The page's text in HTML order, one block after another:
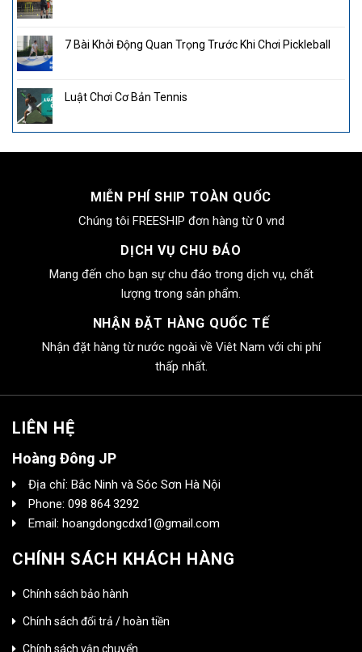
7 Bài Khởi Động Quan Trọng Trước Khi Chơi Pickleball
Luật Chơi Cơ Bản Tennis
MIỄN PHÍ SHIP TOÀN QUỐC
Chúng tôi FREESHIP đơn hàng từ 0 vnd
DỊCH VỤ CHU ĐÁO
Mang đến cho bạn sự chu đáo trong dịch vụ, chất
lượng trong sản phẩm.
NHẬN ĐẶT HÀNG QUỐC TẾ
Nhận đặt hàng từ nước ngoài về Viêt Nam với chi phí
thấp nhất.
LIÊN HỆ
Hoàng Đông JP
Địa chỉ: Bắc Ninh và Sóc Sơn Hà Nội
Phone: 098 864 3292
Email: hoangdongcdxd1@gmail.com
CHÍNH SÁCH KHÁCH HÀNG
Chính sách bảo hành
Chính sách đổi trả / hoàn tiền
Chính sách vận chuyển